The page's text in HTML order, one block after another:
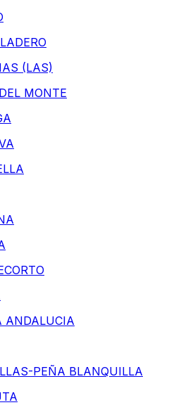
(LAS)
MONTE
ANDALUCIA
PEÑA BLANQUILLA